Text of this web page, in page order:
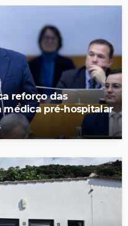
reforço das
pré-hospitalar